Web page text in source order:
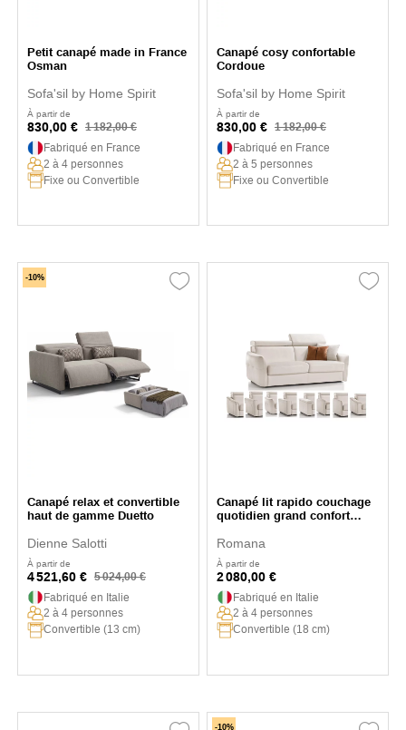
Petit canapé made in France
Osman
Sofa'sil by Home Spirit
À partir de
830,00 € 1 182,00 €
Fabriqué en France
2 à 4 personnes
Fixe ou Convertible
Canapé cosy confortable
Cordoue
Sofa'sil by Home Spirit
À partir de
830,00 € 1 182,00 €
Fabriqué en France
2 à 5 personnes
Fixe ou Convertible
-10%
Canapé relax et convertible
haut de gamme Duetto
Dienne Salotti
À partir de
4 521,60 € 5 024,00 €
Fabriqué en Italie
2 à 4 personnes
Convertible (13 cm)
Canapé lit rapido couchage
quotidien grand confort
Romana
À partir de
2 080,00 €
Fabriqué en Italie
2 à 4 personnes
Convertible (18 cm)
-10%